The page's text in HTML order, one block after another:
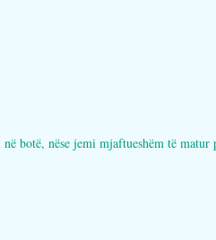
nëse jemi mjaftueshëm të matur